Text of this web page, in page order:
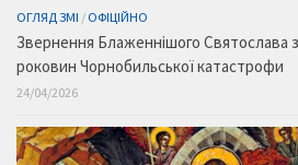
ОГЛЯД ЗМІ / ОФІЦІЙНО
Звернення Блаженнішого Святослава
роковин Чорнобильської катастрофи
24/04/2026